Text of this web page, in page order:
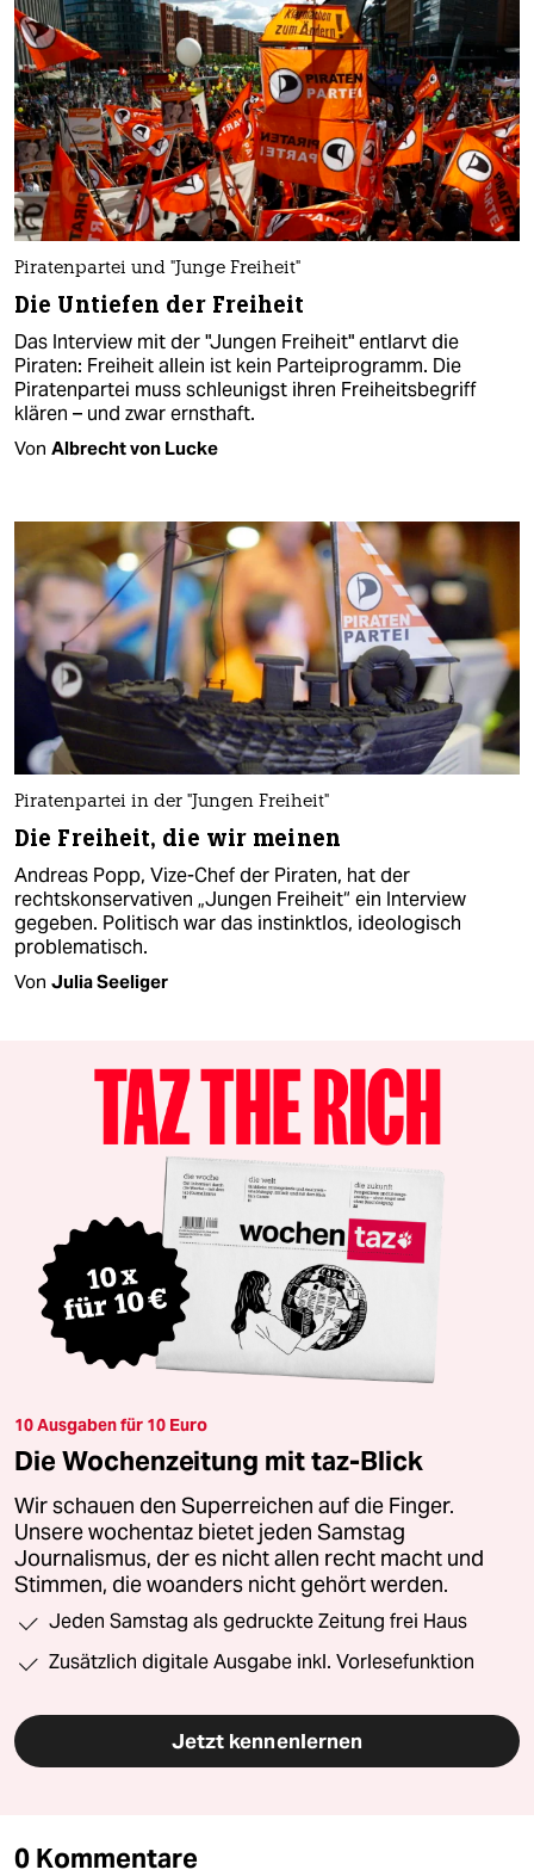
Piratenpartei und "Junge Freiheit"
Die Untiefen der Freiheit
Das Interview mit der "Jungen Freiheit" entlarvt die
Piraten: Freiheit allein ist kein Parteiprogramm. Die
Piratenpartei muss schleunigst ihren Freiheitsbegriff
klären – und zwar ernsthaft.
Von Albrecht von Lucke
Piratenpartei in der "Jungen Freiheit"
Die Freiheit, die wir meinen
Andreas Popp, Vize-Chef der Piraten, hat der
rechtskonservativen „Jungen Freiheit“ ein Interview
gegeben. Politisch war das instinktlos, ideologisch
problematisch.
Von Julia Seeliger
10 Ausgaben für 10 Euro
Die Wochenzeitung mit taz-Blick
Wir schauen den Superreichen auf die Finger.
Unsere wochentaz bietet jeden Samstag
Journalismus, der es nicht allen recht macht und
Stimmen, die woanders nicht gehört werden.
Jeden Samstag als gedruckte Zeitung frei Haus
Zusätzlich digitale Ausgabe inkl. Vorlesefunktion
Jetzt kennenlernen
0 Kommentare